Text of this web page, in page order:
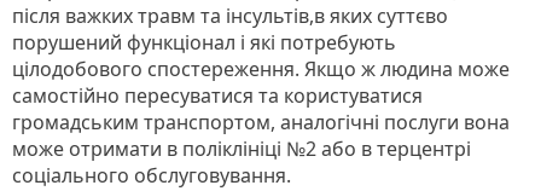
після важких травм та інсультів,в яких суттєво
порушений функціонал і які потребують
цілодобового спостереження. Якщо ж людина може
самостійно пересуватися та користуватися
громадським транспортом, аналогічні послуги вона
може отримати в поліклініці №2 або в терцентрі
соціального обслуговування.